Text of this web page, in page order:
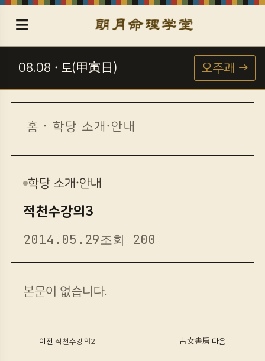
☰
08.08 · 토(甲寅日) 오주괘 →
홈 · 학당 소개·안내
학당 소개·안내
적천수강의3
2014.05.29조회 200
본문이 없습니다.
‹ 이전 적천수강의2 古文書房 다음 ›